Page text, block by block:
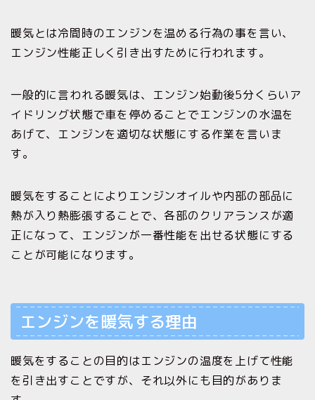
暖気とは冷間時のエンジンを温める行為の事を言い、
エンジン性能正しく引き出すために行われます。
一般的に言われる暖気は、エンジン始動後5分くらいア
イドリング状態で車を停めることでエンジンの水温を
あげて、エンジンを適切な状態にする作業を言いま
す。
暖気をすることによりエンジンオイルや内部の部品に
熱が入り熱膨張することで、各部のクリアランスが適
正になって、エンジンが一番性能を出せる状態にする
ことが可能になります。
エンジンを暖気する理由
暖気をすることの目的はエンジンの温度を上げて性能
を引き出すことですが、それ以外にも目的がありま